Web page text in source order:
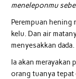
meneleponmu
Perempuan hening
kelu. Dan air
menyesakkan dada.
Ia akan
orang tuanya tepat